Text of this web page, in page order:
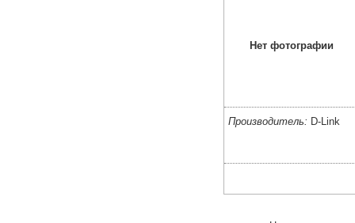
Нет фотографии
Производитель: D-Link